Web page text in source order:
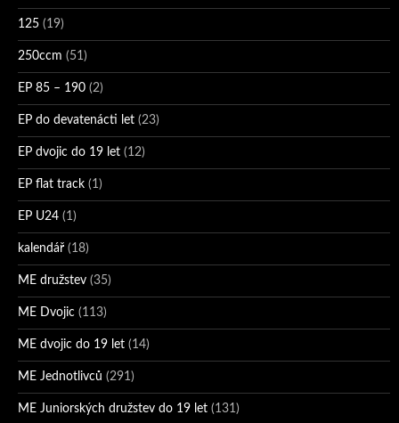
125 (19)
250ccm (51)
EP 85 – 190 (2)
EP do devatenácti let (23)
EP dvojic do 19 let (12)
EP flat track (1)
EP U24 (1)
kalendář (18)
ME družstev (35)
ME Dvojic (113)
ME dvojic do 19 let (14)
ME Jednotlivců (291)
ME Juniorských družstev do 19 let (131)